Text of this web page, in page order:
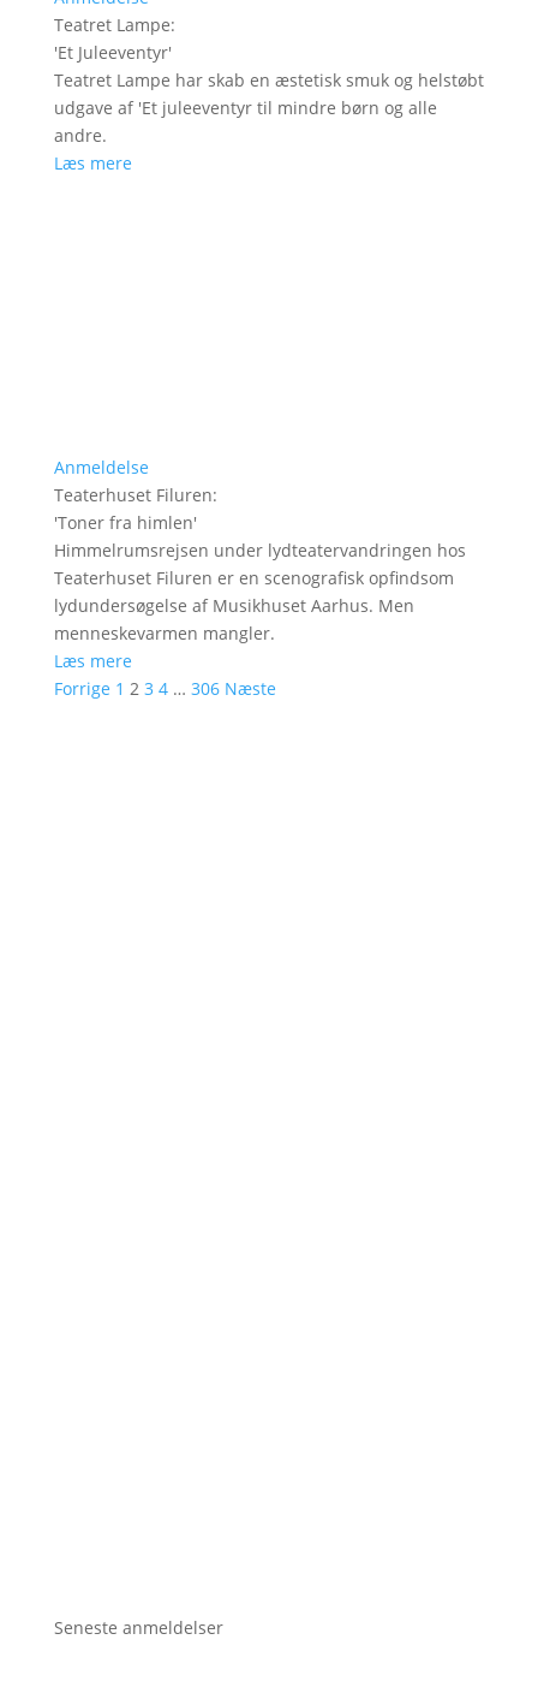
Teatret Lampe:
'Et Juleeventyr'
Teatret Lampe har skab en æstetisk smuk og helstøbt
udgave af 'Et juleeventyr til mindre børn og alle
andre.
Læs mere
Anmeldelse
Teaterhuset Filuren:
'Toner fra himlen'
Himmelrumsrejsen under lydteatervandringen hos
Teaterhuset Filuren er en scenografisk opfindsom
lydundersøgelse af Musikhuset Aarhus. Men
menneskevarmen mangler.
Læs mere
Forrige 1 2 3 4 … 306 Næste
Seneste anmeldelser